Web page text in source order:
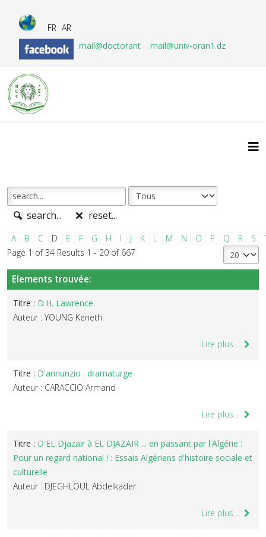
FR AR
mail@doctorant
mail@univ-oran1.dz
search... reset...
A B C D E F G H I J K L M N O P Q R S
Page 1 of 34 Results 1 - 20 of 667
Elements trouvée:
Titre : D.H. Lawrence
Auteur : YOUNG Keneth
Lire plus...
Titre : D'annunzio : dramaturge
Auteur : CARACCIO Armand
Lire plus...
Titre : D'EL Djazair à EL DJAZAIR ... en passant par l'Algérie :
Pour un regard national ! : Essais Algériens d'histoire sociale et
culturelle
Auteur : DJEGHLOUL Abdelkader
Lire plus...